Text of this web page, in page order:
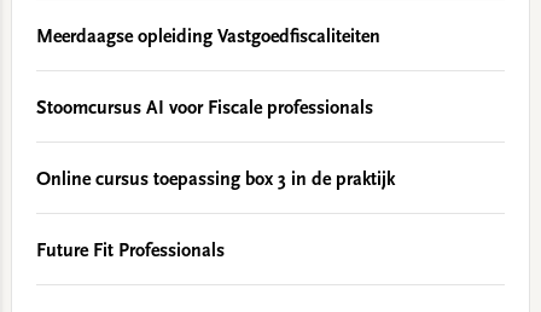
Meerdaagse opleiding Vastgoedfiscaliteiten
Stoomcursus AI voor Fiscale professionals
Online cursus toepassing box 3 in de praktijk
Future Fit Professionals